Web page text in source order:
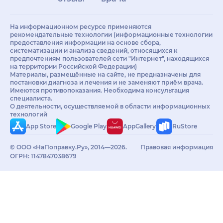
На информационном ресурсе применяются
рекомендательные технологии (информационные технологии
предоставления информации на основе сбора,
систематизации и анализа сведений, относящихся к
предпочтениям пользователей сети "Интернет", находящихся
на территории Российской Федерации)
Материалы, размещённые на сайте, не предназначены для
постановки диагноза и лечения и не заменяют приём врача.
Имеются противопоказания. Необходима консультация
специалиста.
О деятельности, осуществляемой в области информационных
технологий
App Store
Google Play AppGallery RuStore
© ООО «НаПоправку.Ру», 2014—2026.
ОГРН: 1147847038679
Правовая информация